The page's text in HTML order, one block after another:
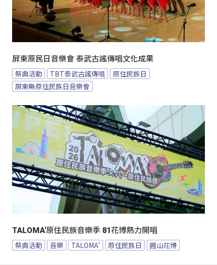
屏東原民日音樂會 泰武古謠傳唱文化成果
祭典活動 TBT泰武古謠傳唱
原住民族日
屏東縣原住民族日音樂會
TALOMA'原住民族音樂季 81花博熱力開唱
祭典活動 音樂 TALOMA' 原住民族日 圓山花博